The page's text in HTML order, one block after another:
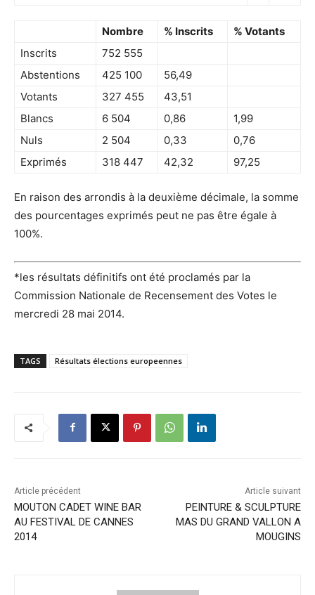
Nombre % Inscrits
% Votants
Inscrits
752 555
Abstentions
425 100
56,49
Votants
327 455
43,51
Blancs
6 504 0,86
1,99
Nuls
2 504 0,33
0,76
Exprimés
318 447 42,32 97,25
En raison des arrondis à la deuxième décimale, la somme
des pourcentages exprimés peut ne pas être égale à
100%.
*les résultats définitifs ont été proclamés par la
Commission Nationale de Recensement des Votes le
mercredi 28 mai 2014.
TAGS Résultats élections europeennes
Article précédent
MOUTON CADET WINE BAR
AU FESTIVAL DE CANNES
2014
Article suivant
PEINTURE & SCULPTURE
MAS DU GRAND VALLON A
MOUGINS